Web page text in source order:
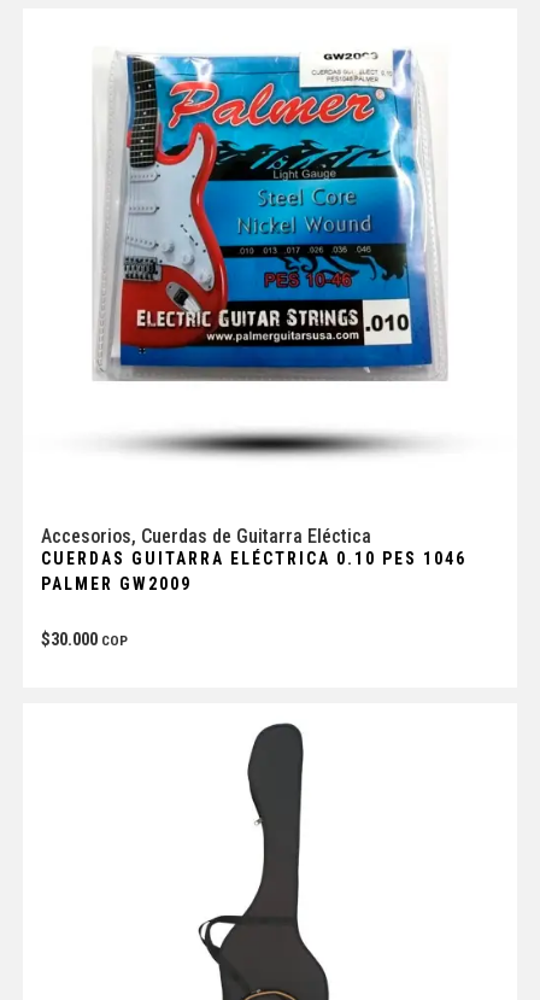
Accesorios, Cuerdas de Guitarra Eléctica
CUERDAS GUITARRA ELÉCTRICA 0.10 PES 1046
PALMER GW2009
$30.000 COP